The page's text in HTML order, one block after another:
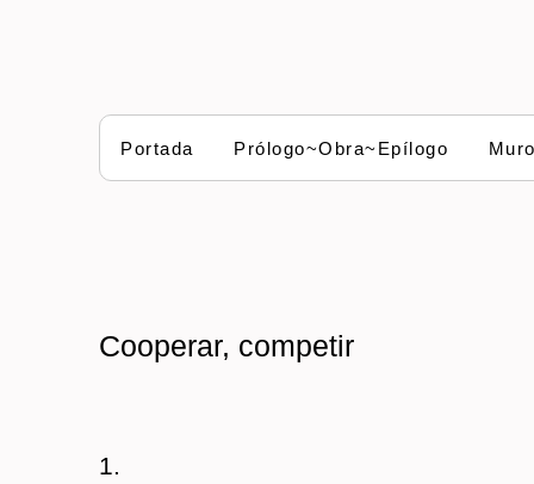
Portada Prólogo~Obra~Epílogo
Cooperar, competir
1.